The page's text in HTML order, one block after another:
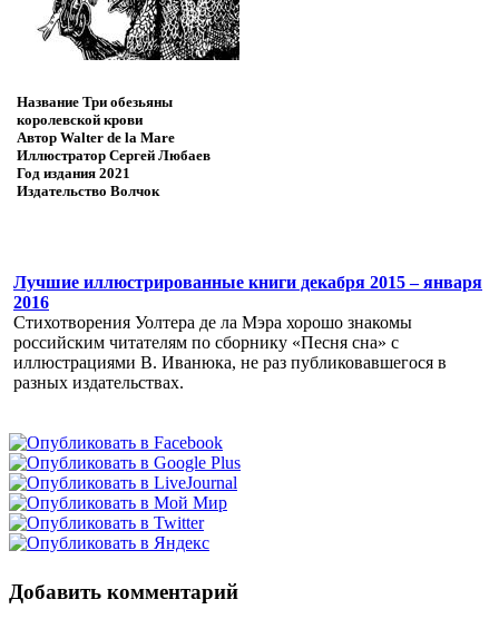
Название Три обезьяны
королевской крови
Автор Walter de la Mare
Иллюстратор Сергей Любаев
Год издания 2021
Издательство Волчок
Лучшие иллюстрированные книги декабря 2015 – января
2016
Стихотворения Уолтера де ла Мэра хорошо знакомы
российским читателям по сборнику «Песня сна» с
иллюстрациями В. Иванюка, не раз публиковавшегося в
разных издательствах.
Добавить комментарий